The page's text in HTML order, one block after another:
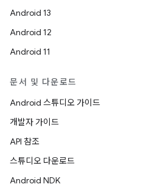
Android 13
Android 12
Android 11
문서 및 다운로드
Android 스튜디오 가이드
개발자 가이드
API 참조
스튜디오 다운로드
Android NDK